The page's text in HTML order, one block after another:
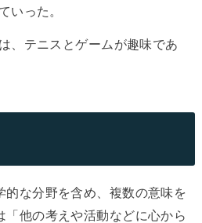
いった。
、テニスとゲームが趣味であ
的な分野を含め、複数の意味を
「他の考えや活動などに心から